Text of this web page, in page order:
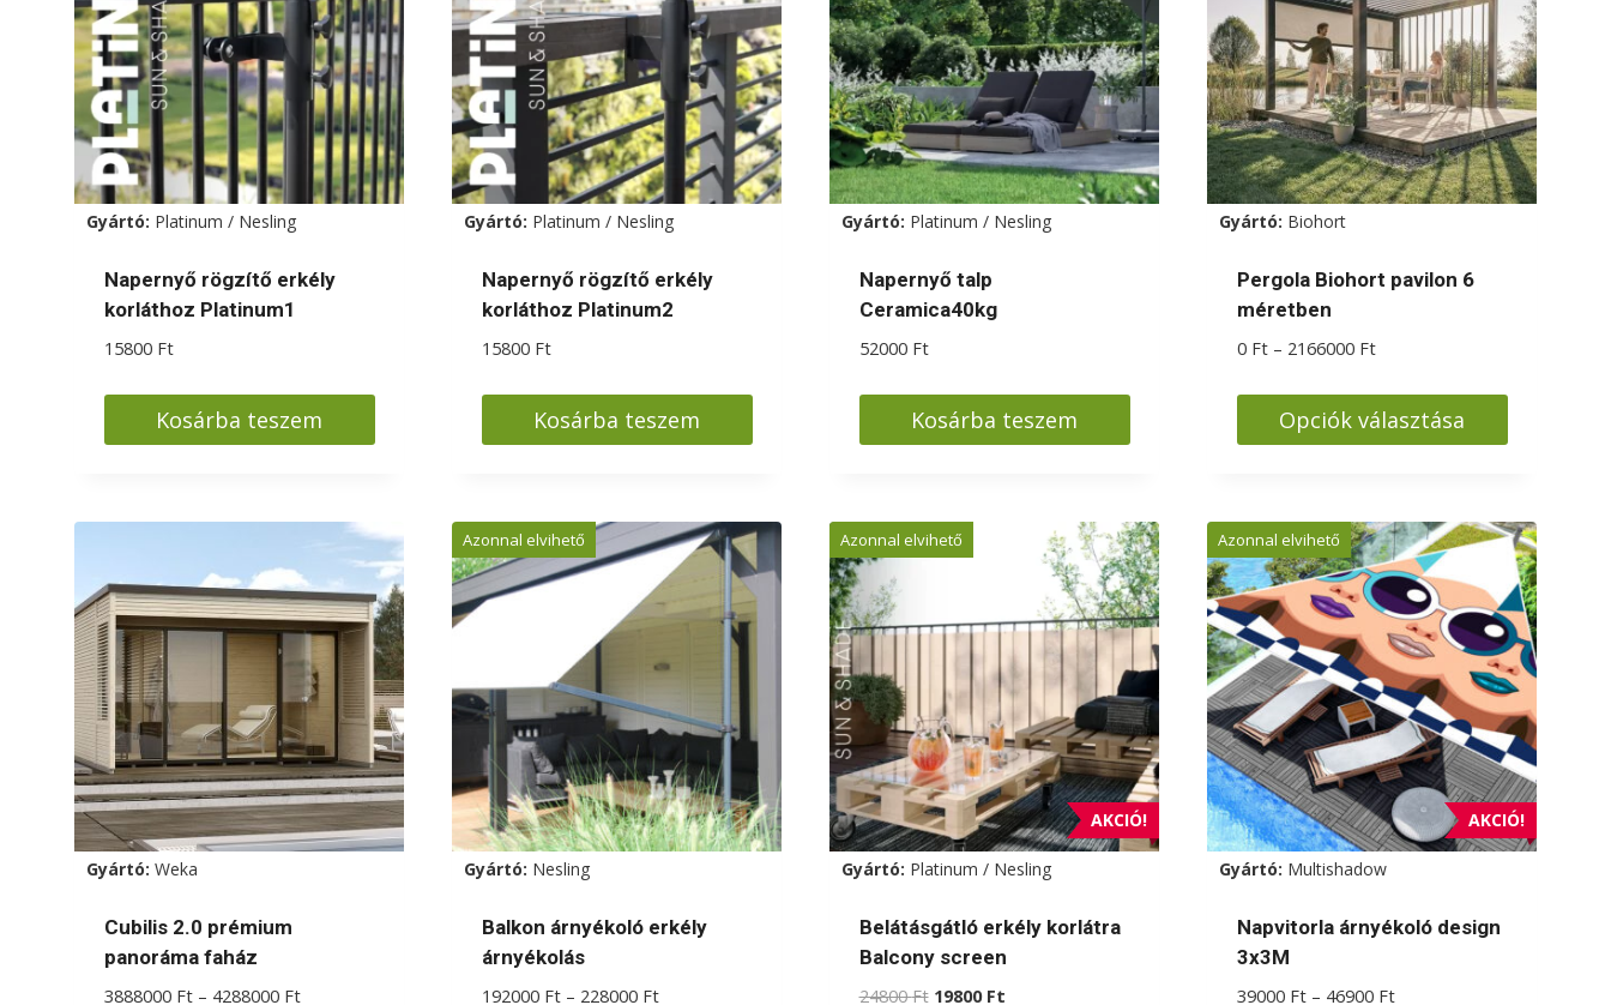
Gyártó: Platinum / Nesling
Napernyő rögzítő erkély
korláthoz Platinum1
15800 Ft
Kosárba teszem
Gyártó: Platinum / Nesling
Napernyő rögzítő erkély
korláthoz Platinum2
15800 Ft
Kosárba teszem
Gyártó: Platinum / Nesling
Napernyő talp
Ceramica40kg
52000 Ft
Kosárba teszem
Gyártó: Biohort
Pergola Biohort pavilon 6
méretben
0 Ft – 2166000 FtÁrtartomány:
-
2166000 Ft
Opciók választása
terméknek
több
variációja
van.
A
változatok
a
termékoldalon
választhatók
ki
Gyártó: Weka
Cubilis 2.0 prémium
panoráma faház
3888000 Ft – 4288000 FtÁrtartomány:
Azonnal elvihető
Gyártó: Nesling
Balkon árnyékoló erkély
árnyékolás
192000 Ft – 228000 FtÁrtartomány:
AKCIÓ!
Azonnal elvihető
Gyártó: Platinum / Nesling
Belátásgátló erkély korlátra
Balcony screen
24800Ft Original
19800 FtCurrent
AKCIÓ!
Azonnal elvihető
Gyártó: Multishadow
Napvitorla árnyékoló design
3x3M
39000 Ft – 46900 FtÁrtartomány: